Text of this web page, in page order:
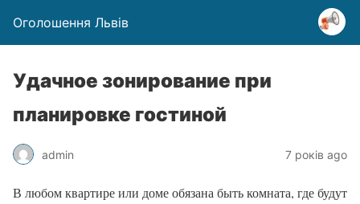
Оголошення Львів
Удачное зонирование при
планировке гостиной
admin 7 років ago
В любом квартире или доме обязана быть комната, где будут